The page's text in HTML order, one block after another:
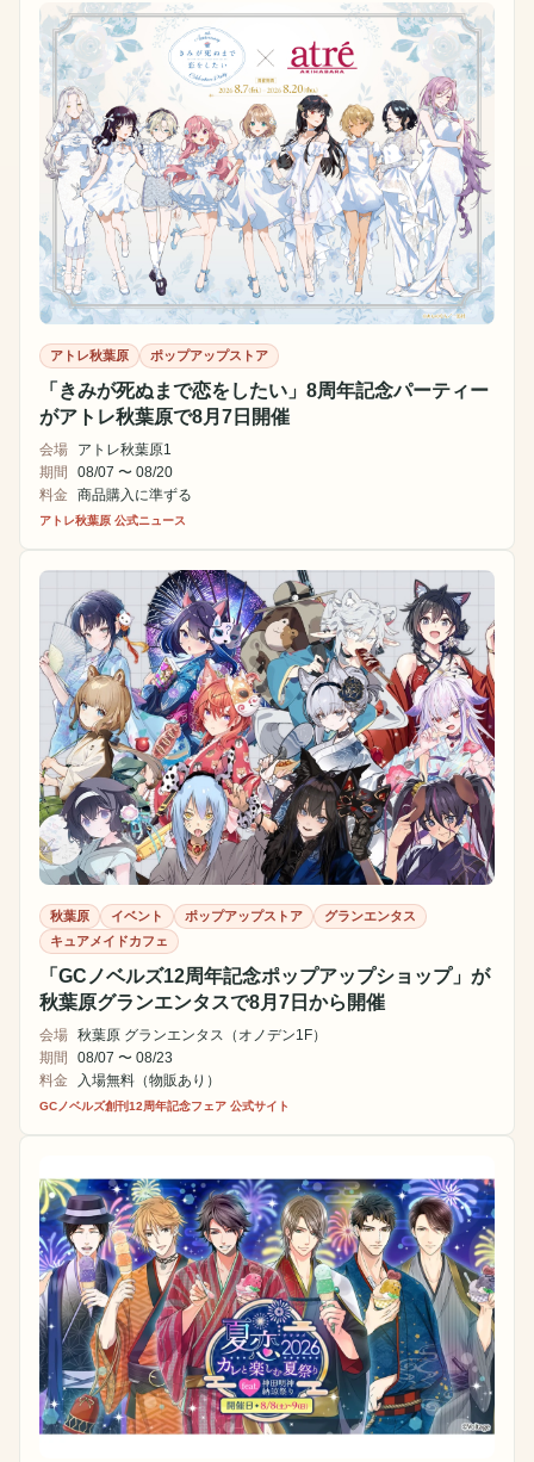
アトレ秋葉原 ポップアップストア
「きみが死ぬまで恋をしたい」8周年記念パーティー
がアトレ秋葉原で8月7日開催
会場
アトレ秋葉原1
期間
08/07 〜 08/20
料金
商品購入に準ずる
アトレ秋葉原 公式ニュース
秋葉原 イベント ポップアップストア
グランエンタス
キュアメイドカフェ
「GCノベルズ12周年記念ポップアップショップ」が
秋葉原グランエンタスで8月7日から開催
会場 秋葉原 グランエンタス（オノデン1F）
期間
08/07 〜 08/23
料金
入場無料（物販あり）
GCノベルズ創刊12周年記念フェア 公式サイト